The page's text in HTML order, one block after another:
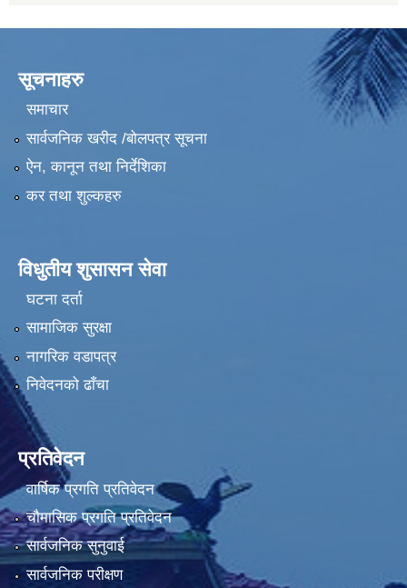
सूचनाहरु
समाचार
सार्वजनिक खरीद /बोलपत्र सूचना
ऐन, कानून तथा निर्देशिका
कर तथा शुल्कहरु
विधुतीय शुसासन सेवा
घटना दर्ता
सामाजिक सुरक्षा
नागरिक वडापत्र
निवेदनको ढाँचा
प्रतिवेदन
वार्षिक प्रगति प्रतिवेदन
चौमासिक प्रगति प्रतिवेदन
सार्वजनिक सुनुवाई
सार्वजनिक परीक्षण